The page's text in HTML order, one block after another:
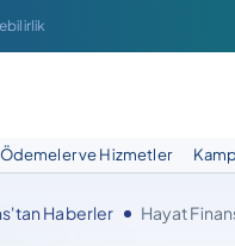
Ödemeler ve Hizmetler
Haberler Hayat